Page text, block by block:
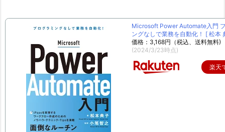
Microsoft Power Automate入門
ングなしで業務を自動化！ [ 松本
価格：3,168円（税込、送料無料)
(2024/3/23時点)
楽天